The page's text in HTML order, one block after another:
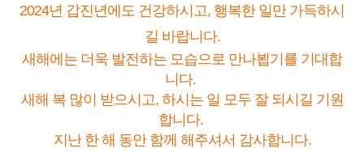
이
지
조
회
2024년 갑진년에도 건강하시고, 행복한 일만 가득하시
길 바랍니다.
새해에는 더욱 발전하는 모습으로 만나뵙기를 기대합
니다.
새해 복 많이 받으시고, 하시는 일 모두 잘 되시길 기원
합니다.
지난 한 해 동안 함께 해주셔서 감사합니다.